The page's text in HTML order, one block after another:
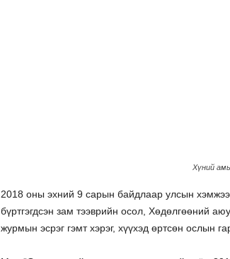
Хүний
2018 оны эхний 9 сарын байдлаар улсын
бүртгэгдсэн зам тээврийн осол, Хөдөлгөөний
журмын эсрэг гэмт хэрэг, хүүхэд өртсөн ослын